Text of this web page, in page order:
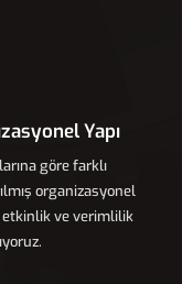
Yapı
göre farklı
organizasyonel
etkinlik ve verimlilik